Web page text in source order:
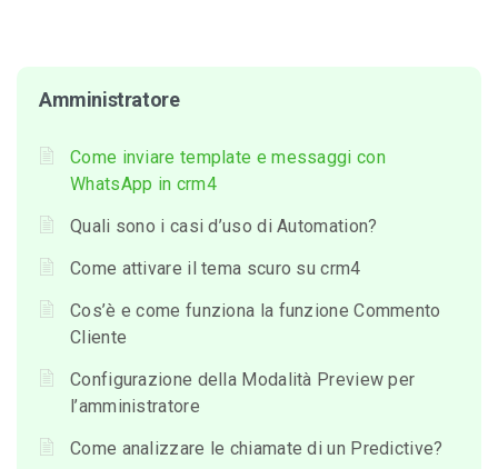
Amministratore
Come inviare template e messaggi con
WhatsApp in crm4
Quali sono i casi d’uso di Automation?
Come attivare il tema scuro su crm4
Cos’è e come funziona la funzione Commento
Cliente
Configurazione della Modalità Preview per
l’amministratore
Come analizzare le chiamate di un Predictive?